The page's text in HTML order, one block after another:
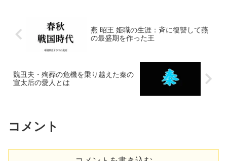
燕 昭王 姫職の生涯：斉に復讐して燕
の最盛期を作った王
魏丑夫・殉葬の危機を乗り越えた秦の
宣太后の愛人とは
コメント